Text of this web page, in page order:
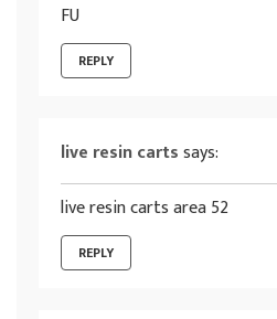
FU
REPLY
live resin cartssays:
live resin carts area 52
REPLY